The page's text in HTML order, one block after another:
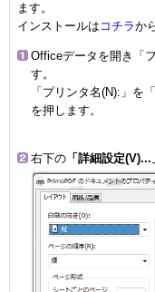
ます。
インストールは コチラか
Officeデータを開き「
す。
「プリンタ名(N):」を
を押します。
右下の 「詳細設定(V)...